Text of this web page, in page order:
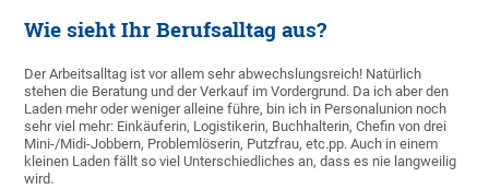
Wie sieht Ihr Berufsalltag aus?
Der Arbeitsalltag ist vor allem sehr abwechslungsreich! Natürlich
stehen die Beratung und der Verkauf im Vordergrund. Da ich aber den
Laden mehr oder weniger alleine führe, bin ich in Personalunion noch
sehr viel mehr: Einkäuferin, Logistikerin, Buchhalterin, Chefin von drei
Mini-/Midi-Jobbern, Problemlöserin, Putzfrau, etc.pp. Auch in einem
kleinen Laden fällt so viel Unterschiedliches an, dass es nie langweilig
wird.